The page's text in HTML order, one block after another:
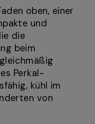
oben, einer
und
die
beim
Perkal-
kühl im
von